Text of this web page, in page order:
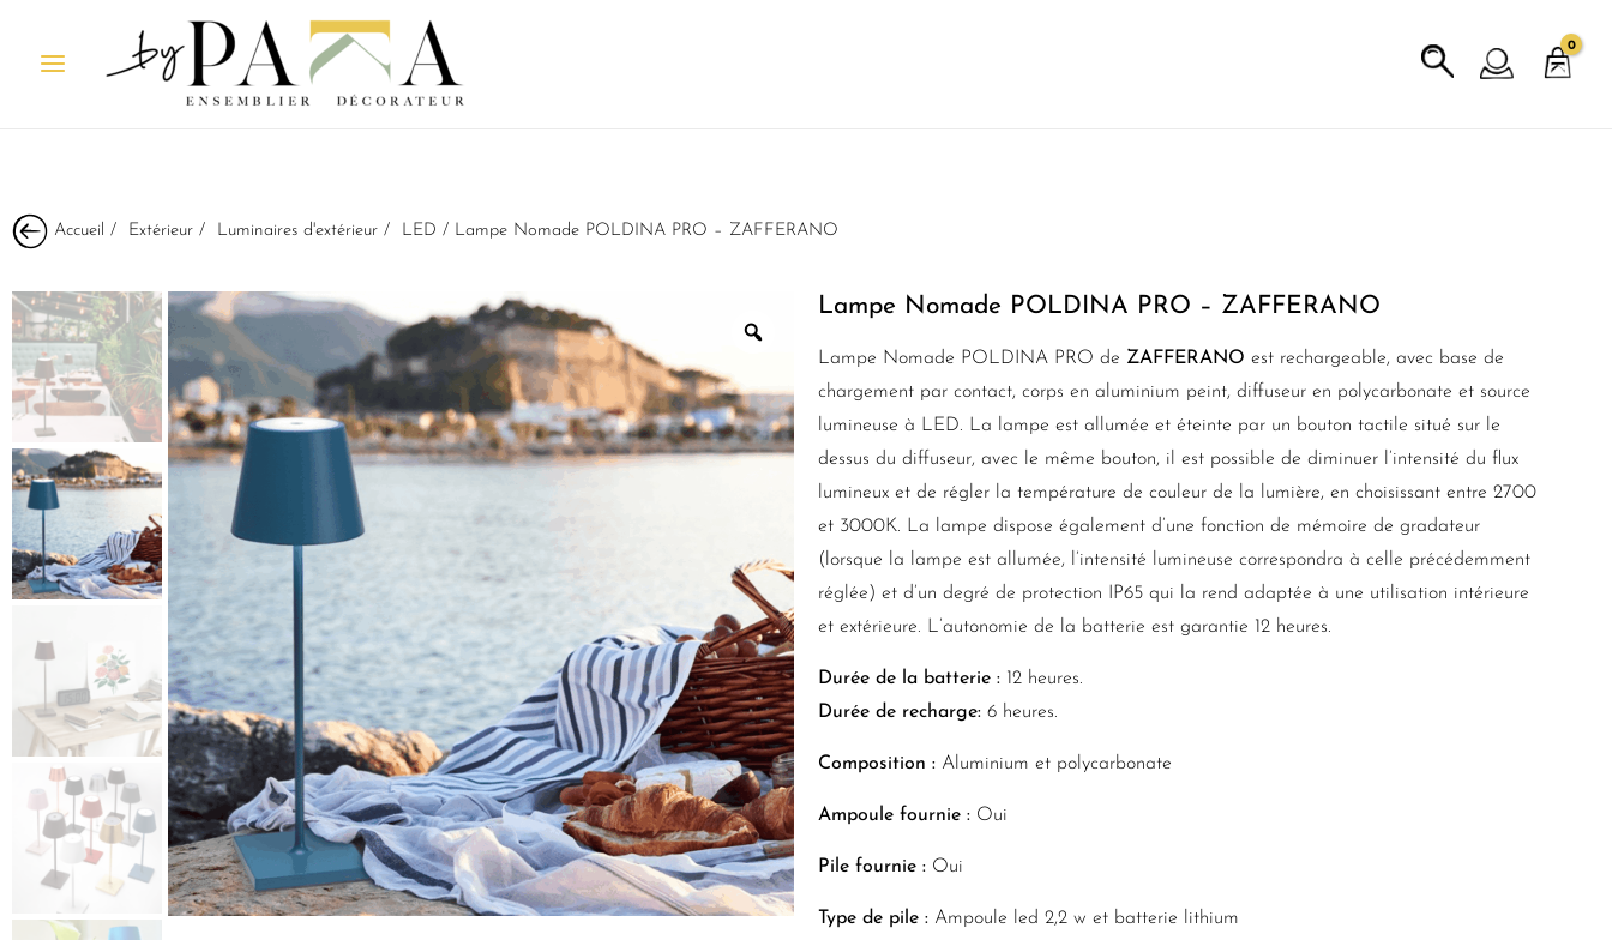
Accueil / Extérieur / Luminaires d'extérieur / LED / Lampe Nomade POLDINA PRO – ZAFFERANO
Lampe Nomade POLDINA PRO – ZAFFERANO
Lampe Nomade POLDINA PRO de ZAFFERANO est rechargeable, avec base de
chargement par contact, corps en aluminium peint, diffuseur en polycarbonate et source
lumineuse à LED. La lampe est allumée et éteinte par un bouton tactile situé sur le
dessus du diffuseur, avec le même bouton, il est possible de diminuer l’intensité du flux
lumineux et de régler la température de couleur de la lumière, en choisissant entre 2700
et 3000K. La lampe dispose également d’une fonction de mémoire de gradateur
(lorsque la lampe est allumée, l’intensité lumineuse correspondra à celle précédemment
réglée) et d’un degré de protection IP65 qui la rend adaptée à une utilisation intérieure
et extérieure. L’autonomie de la batterie est garantie 12 heures.
Durée de la batterie : 12 heures.
Durée de recharge: 6 heures.
Composition : Aluminium et polycarbonate
Ampoule fournie : Oui
Pile fournie : Oui
Type de pile : Ampoule led 2,2 w et batterie lithium